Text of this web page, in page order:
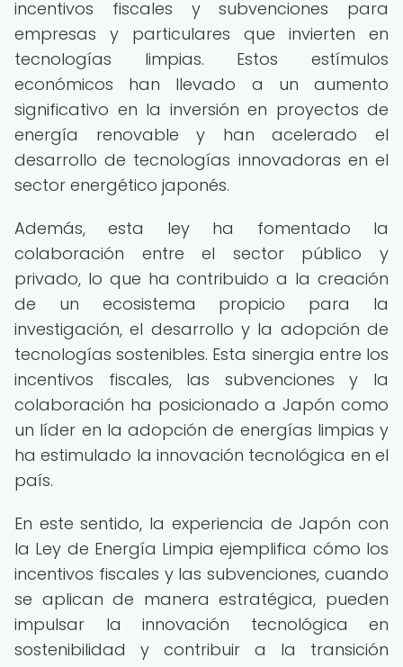
incentivos fiscales y subvenciones para
empresas y particulares que invierten en
tecnologías limpias. Estos estímulos
económicos han llevado a un aumento
significativo en la inversión en proyectos de
energía renovable y han acelerado el
desarrollo de tecnologías innovadoras en el
sector energético japonés.
Además, esta ley ha fomentado la
colaboración entre el sector público y
privado, lo que ha contribuido a la creación
de un ecosistema propicio para la
investigación, el desarrollo y la adopción de
tecnologías sostenibles. Esta sinergia entre los
incentivos fiscales, las subvenciones y la
colaboración ha posicionado a Japón como
un líder en la adopción de energías limpias y
ha estimulado la innovación tecnológica en el
país.
En este sentido, la experiencia de Japón con
la Ley de Energía Limpia ejemplifica cómo los
incentivos fiscales y las subvenciones, cuando
se aplican de manera estratégica, pueden
impulsar la innovación tecnológica en
sostenibilidad y contribuir a la transición